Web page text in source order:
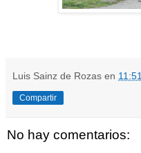
Luis Sainz de Rozas en 11:51
Compartir
No hay comentarios: